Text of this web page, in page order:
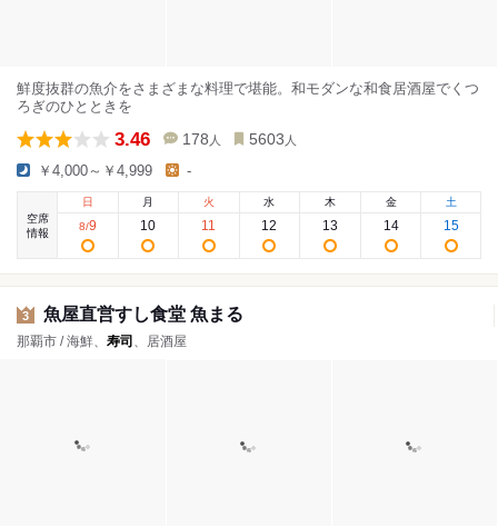
鮮度抜群の魚介をさまざまな料理で堪能。和モダンな和食居酒屋でくつ
ろぎのひとときを
3.46 178 人 5603 人
￥4,000～￥4,999 -
空席
情報
日
8/9
月
10
火
11
水
12
木
13
金
14
土
15
3 魚屋直営すし食堂 魚まる
那覇市 / 海鮮、 寿司 、居酒屋